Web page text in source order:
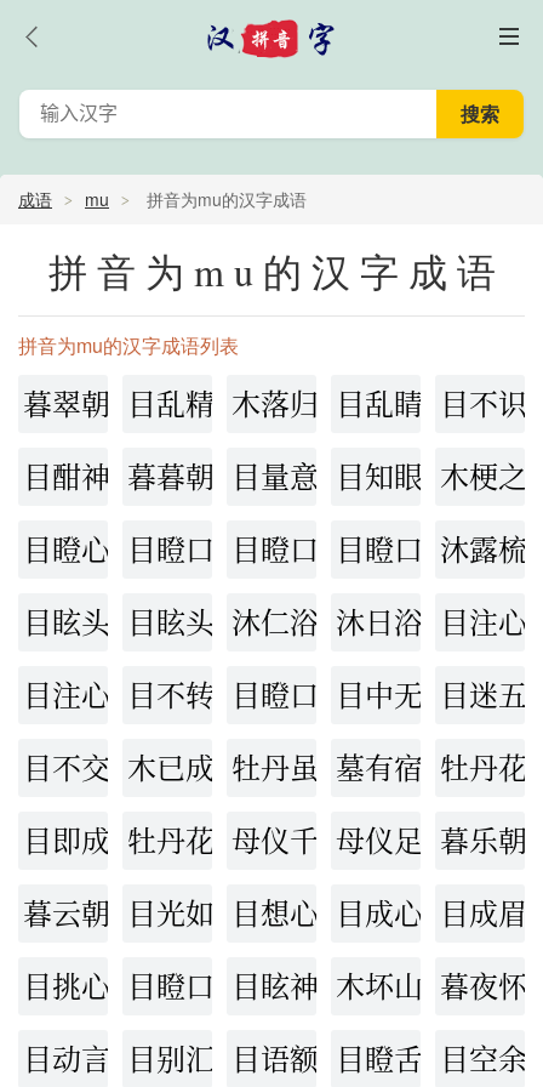
成语 mu 拼音为mu的汉字成语
拼音为mu的汉字成语
拼音为mu的汉字成语列表
暮翠朝红目乱精迷木落归本目乱睛迷目不识
目酣神醉暮暮朝朝目量意营目知眼见木梗之
目瞪心骇目瞪口僵目瞪口张目瞪口结沐露梳
目眩头晕目眩头昏沐仁浴义沐日浴月目注心
目注心凝目不转睛目瞪口呆目中无人目迷五
目不交睫木已成舟牡丹虽好，绿叶相从
墓有宿草牡丹花
目即成诵牡丹花下死，做鬼也风流
母仪千古母仪足式暮乐朝
暮云朝雨目光如电目想心存目成心授目成眉
目挑心与目瞪口噤目眩神夺木坏山颓暮夜怀
目动言肆目别汇分目语额瞬目瞪舌挢目空余